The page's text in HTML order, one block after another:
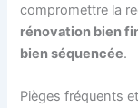
compromettre la
rénovation bien
bien séquencée.
Pièges fréquents